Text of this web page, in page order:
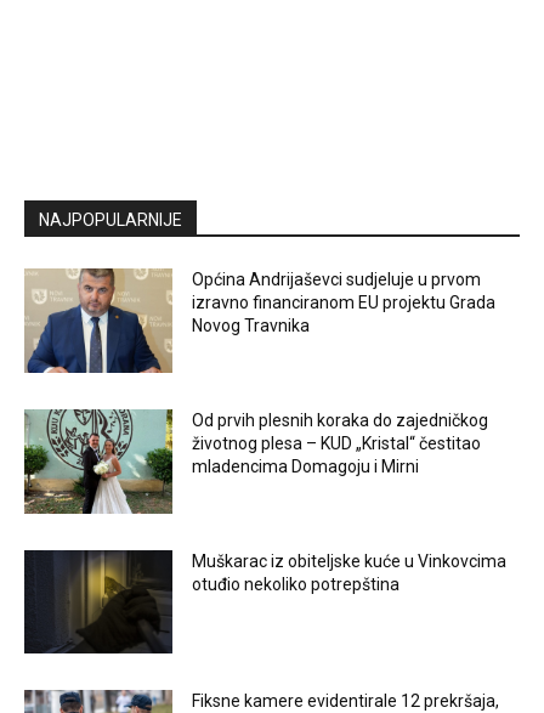
NAJPOPULARNIJE
Općina Andrijaševci sudjeluje u prvom
izravno financiranom EU projektu Grada
Novog Travnika
Od prvih plesnih koraka do zajedničkog
životnog plesa – KUD „Kristal“ čestitao
mladencima Domagoju i Mirni
Muškarac iz obiteljske kuće u Vinkovcima
otuđio nekoliko potrepština
Fiksne kamere evidentirale 12 prekršaja,